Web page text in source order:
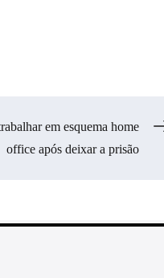
em esquema home
office após deixar a prisão